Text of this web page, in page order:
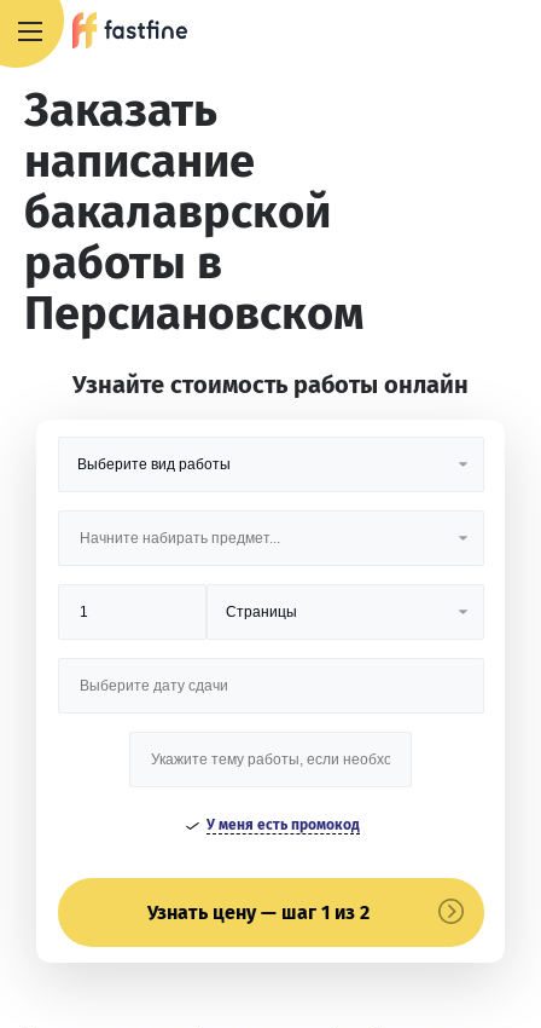
Заказать
написание
бакалаврской
работы в
Персиановском
Узнайте стоимость работы онлайн
У меня есть промокод
Узнать цену — шаг 1 из 2